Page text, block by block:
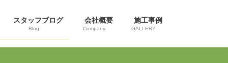
スタッフブログ
Blog
会社概要
Company
施工事例
GALLERY